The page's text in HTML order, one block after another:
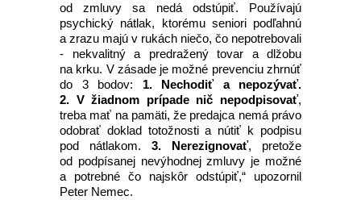
od zmluvy sa nedá odstúpiť. Používajú
psychický nátlak, ktorému seniori podľahnú
a zrazu majú v rukách niečo, čo nepotrebovali
- nekvalitný a predražený tovar a dlžobu
na krku. V zásade je možné prevenciu zhrnúť
do 3 bodov: 1. Nechodiť a nepozývať.
2. V žiadnom prípade nič nepodpisovať,
treba mať na pamäti, že predajca nemá právo
odobrať doklad totožnosti a nútiť k podpisu
pod nátlakom. 3. Nerezignovať, pretože
od podpísanej nevýhodnej zmluvy je možné
a potrebné čo najskôr odstúpiť,“ upozornil
Peter Nemec.